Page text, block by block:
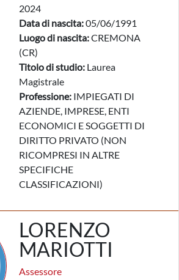
2024
Data di nascita:05/06/1991
Luogo di nascita:CREMONA
(CR)
Titolo di studio: Laurea
Magistrale
Professione: IMPIEGATI DI
AZIENDE, IMPRESE, ENTI
ECONOMICI E SOGGETTI DI
DIRITTO PRIVATO (NON
RICOMPRESI IN ALTRE
SPECIFICHE
CLASSIFICAZIONI)
LORENZO
MARIOTTI
Assessore